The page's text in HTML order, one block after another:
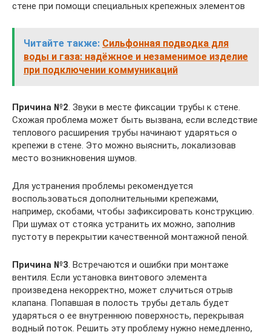
стене при помощи специальных крепежных элементов
Читайте также: Сильфонная подводка для
воды и газа: надёжное и незаменимое изделие
при подключении коммуникаций
Причина №2. Звуки в месте фиксации трубы к стене.
Схожая проблема может быть вызвана, если вследствие
теплового расширения трубы начинают ударяться о
крепежи в стене. Это можно выяснить, локализовав
место возникновения шумов.
Для устранения проблемы рекомендуется
воспользоваться дополнительными крепежами,
например, скобами, чтобы зафиксировать конструкцию.
При шумах от стояка устранить их можно, заполнив
пустоту в перекрытии качественной монтажной пеной.
Причина №3. Встречаются и ошибки при монтаже
вентиля. Если установка винтового элемента
произведена некорректно, может случиться отрыв
клапана. Попавшая в полость трубы деталь будет
ударяться о ее внутреннюю поверхность, перекрывая
водный поток. Решить эту проблему нужно немедленно,